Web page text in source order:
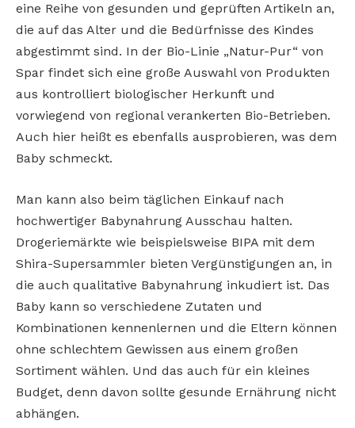
eine Reihe von gesunden und geprüften Artikeln an,
die auf das Alter und die Bedürfnisse des Kindes
abgestimmt sind. In der Bio-Linie „Natur-Pur“ von
Spar findet sich eine große Auswahl von Produkten
aus kontrolliert biologischer Herkunft und
vorwiegend von regional verankerten Bio-Betrieben.
Auch hier heißt es ebenfalls ausprobieren, was dem
Baby schmeckt.
Man kann also beim täglichen Einkauf nach
hochwertiger Babynahrung Ausschau halten.
Drogeriemärkte wie beispielsweise BIPA mit dem
Shira-Supersammler bieten Vergünstigungen an, in
die auch qualitative Babynahrung inkudiert ist. Das
Baby kann so verschiedene Zutaten und
Kombinationen kennenlernen und die Eltern können
ohne schlechtem Gewissen aus einem großen
Sortiment wählen. Und das auch für ein kleines
Budget, denn davon sollte gesunde Ernährung nicht
abhängen.